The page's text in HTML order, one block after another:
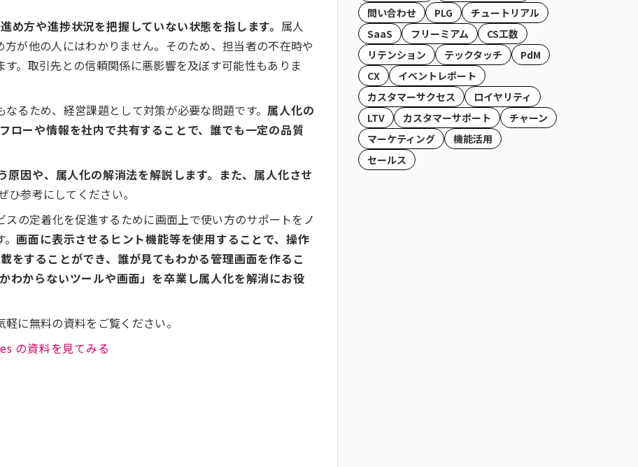
め方や進捗状況を把握していない状態を指します。 属人
が他の人にはわかりません。そのため、担当者の不在時や
。取引先との信頼関係に悪影響を及ぼす可能性もありま
るため、経営課題として対策が必要な問題です。 属人化の
ローや情報を社内で共有することで、誰でも一定の品質
原因や、属人化の解消法を解説します。また、属人化させ
ひ参考にしてください。
スの定着化を促進するために画面上で使い方のサポートをノ
。画面に表示させるヒント機能等を使用することで、操作
をすることができ、誰が見てもわかる管理画面を作るこ
わからないツールや画面」を卒業し属人化を解消にお役
に無料の資料をご覧ください。
の資料を見てみる
問い合わせ
PLG
チュートリアル
SaaS
フリーミアム
CS工数
リテンション
テックタッチ
PdM
CX
イベントレポート
カスタマーサクセス
ロイヤリティ
LTV
カスタマーサポート
チャーン
マーケティング
機能活用
セールス